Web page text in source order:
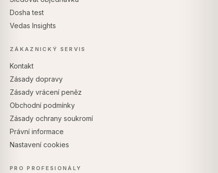
Dosha test
Vedas Insights
ZÁKAZNICKÝ SERVIS
Kontakt
Zásady dopravy
Zásady vrácení peněz
Obchodní podmínky
Zásady ochrany soukromí
Právní informace
Nastavení cookies
PRO PROFESIONÁLY